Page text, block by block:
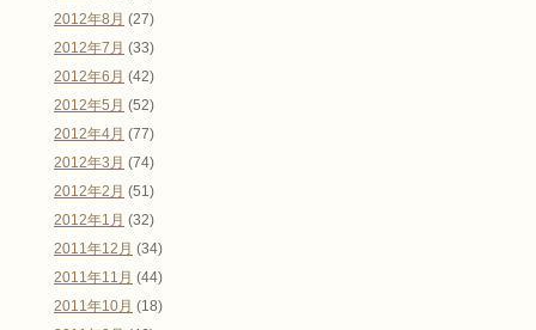
2012年8月 (27)
2012年7月 (33)
2012年6月 (42)
2012年5月 (52)
2012年4月 (77)
2012年3月 (74)
2012年2月 (51)
2012年1月 (32)
2011年12月 (34)
2011年11月 (44)
2011年10月 (18)